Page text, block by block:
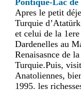
Pontique-Lac
Apres le petit
Turquie
et celui de la
Dardenelles au
Renaisasnce de
Turquie.Puis,
Anatoliennes,
1995. les